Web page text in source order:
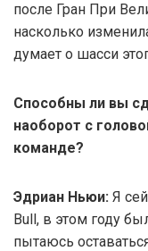
после Гран При
насколько
думает о шасси
Способны ли вы
наоборот с
команде?
Эдриан Ньюи: Я
Bull, в этом году
пытаюсь